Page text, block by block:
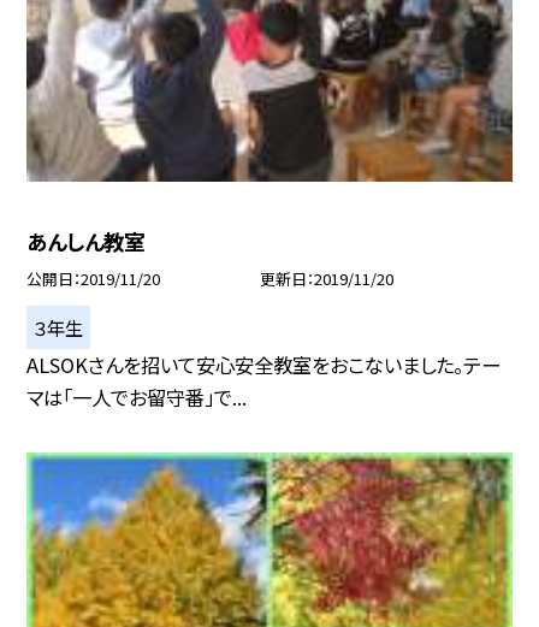
あんしん教室
公開日 2019/11/20 更新日 2019/11/20
３年生
ALSOKさんを招いて安心安全教室をおこないました。テー
マは「一人でお留守番」で...